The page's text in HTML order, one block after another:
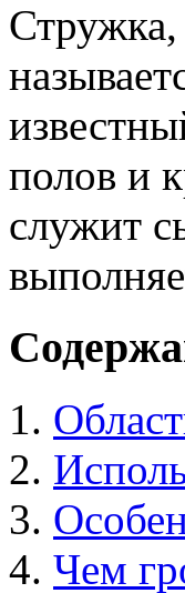
Стружка,
полов и
служит
Чем